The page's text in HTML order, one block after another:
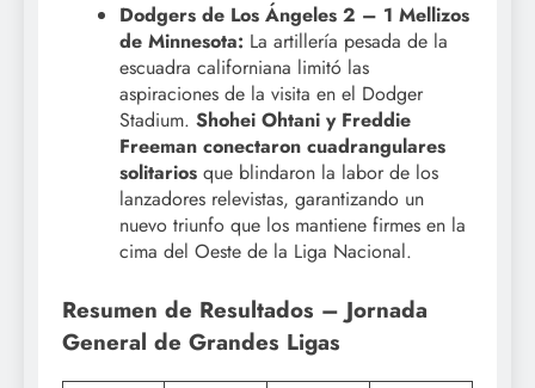
Dodgers de Los Ángeles 2 – 1 Mellizos
de Minnesota: La artillería pesada de la
escuadra californiana limitó las
aspiraciones de la visita en el Dodger
Stadium. Shohei Ohtani y Freddie
Freeman conectaron cuadrangulares
solitarios que blindaron la labor de los
lanzadores relevistas, garantizando un
nuevo triunfo que los mantiene firmes en la
cima del Oeste de la Liga Nacional.
Resumen de Resultados – Jornada
General de Grandes Ligas